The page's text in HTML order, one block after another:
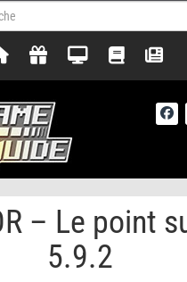
– Le point
5.9.2